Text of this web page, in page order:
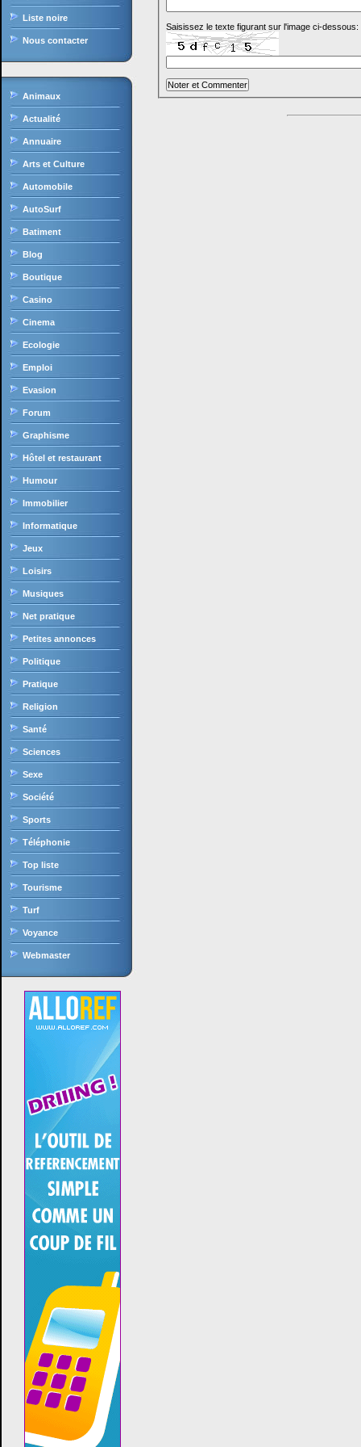
Liste noire
Nous contacter
Animaux
Actualité
Annuaire
Arts et Culture
Automobile
AutoSurf
Batiment
Blog
Boutique
Casino
Cinema
Ecologie
Emploi
Evasion
Forum
Graphisme
Hôtel et restaurant
Humour
Immobilier
Informatique
Jeux
Loisirs
Musiques
Net pratique
Petites annonces
Politique
Pratique
Religion
Santé
Sciences
Sexe
Société
Sports
Téléphonie
Top liste
Tourisme
Turf
Voyance
Webmaster
Saisissez le texte figurant sur l'image ci-dessous: